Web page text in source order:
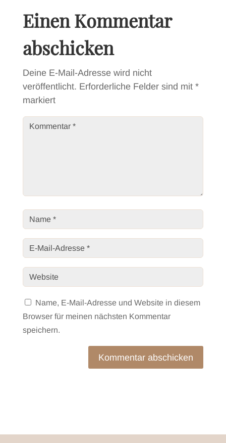
Einen Kommentar
abschicken
Deine E-Mail-Adresse wird nicht
veröffentlicht. Erforderliche Felder sind mit *
markiert
Name, E-Mail-Adresse und Website in diesem
Browser für meinen nächsten Kommentar
speichern.
Kommentar abschicken